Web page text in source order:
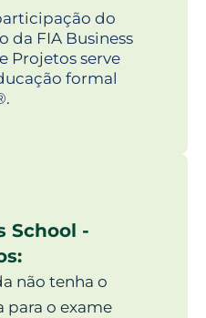
do
da FIA Business
Projetos serve
formal
School -
não tenha o
para o exame